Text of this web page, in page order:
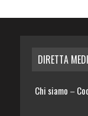
DIRETTA
Chi siamo –